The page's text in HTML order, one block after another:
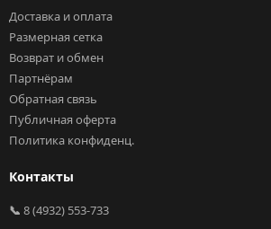
Доставка и оплата
Размерная сетка
Возврат и обмен
Партнёрам
Обратная связь
Публичная оферта
Политика конфиденц.
Контакты
📞 8 (4932) 553-733